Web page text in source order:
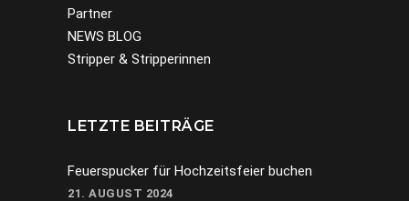
Partner
NEWS BLOG
Stripper & Stripperinnen
LETZTE BEITRÄGE
Feuerspucker für Hochzeitsfeier buchen
21. AUGUST 2024